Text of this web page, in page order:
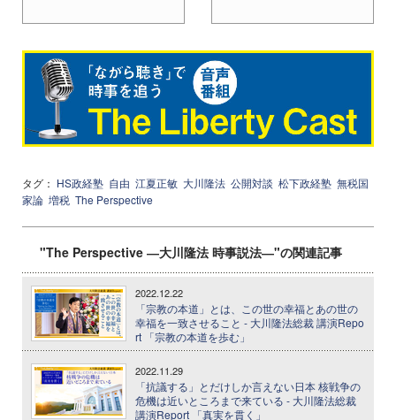
タグ： HS政経塾 自由 江夏正敏 大川隆法 公開対談 松下政経塾 無税国
家論 増税 The Perspective
"The Perspective ―大川隆法 時事説法―"の関連記事
2022.12.22
「宗教の本道」とは、この世の幸福とあの世の
幸福を一致させること - 大川隆法総裁 講演Repo
rt 「宗教の本道を歩む」
2022.11.29
「抗議する」とだけしか言えない日本 核戦争の
危機は近いところまで来ている - 大川隆法総裁
講演Report 「真実を貫く」